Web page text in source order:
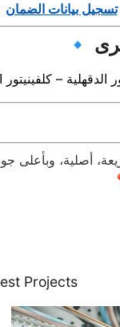
تسجيل بيانات الضمان
الدقهلية –
Projects